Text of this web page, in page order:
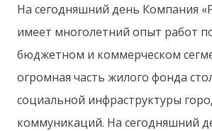
На сегодняшний день Компания
имеет многолетний опыт работ
бюджетном и коммерческом
огромная часть жилого фонда
социальной инфраструктуры
коммуникаций. На сегодняшний